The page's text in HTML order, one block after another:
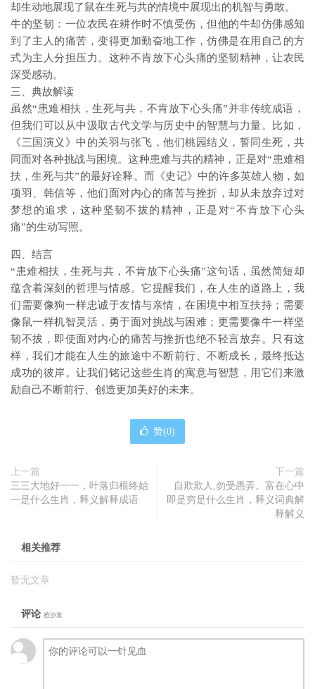
却生动地展现了鼠在生死与共的情境中展现出的机智与勇敢。
牛的坚韧：一位农民在耕作时不慎受伤，但他的牛却仿佛感知
到了主人的痛苦，变得更加勤奋地工作，仿佛是在用自己的方
式为主人分担压力。这种不肯放下心头痛的坚韧精神，让农民
深受感动。
三、典故解读
虽然“患难相扶，生死与共，不肯放下心头痛”并非传统成语，
但我们可以从中汲取古代文学与历史中的智慧与力量。比如，
《三国演义》中的关羽与张飞，他们桃园结义，誓同生死，共
同面对各种挑战与困境。这种患难与共的精神，正是对“患难相
扶，生死与共”的最好诠释。而《史记》中的许多英雄人物，如
项羽、韩信等，他们面对内心的痛苦与挫折，却从未放弃过对
梦想的追求，这种坚韧不拔的精神，正是对“不肯放下心头
痛”的生动写照。
四、结言
“患难相扶，生死与共，不肯放下心头痛”这句话，虽然简短却
蕴含着深刻的哲理与情感。它提醒我们，在人生的道路上，我
们需要像狗一样忠诚于友情与亲情，在困境中相互扶持；需要
像鼠一样机智灵活，勇于面对挑战与困难；更需要像牛一样坚
韧不拔，即使面对内心的痛苦与挫折也绝不轻言放弃。只有这
样，我们才能在人生的旅途中不断前行、不断成长，最终抵达
成功的彼岸。让我们铭记这些生肖的寓意与智慧，用它们来激
励自己不断前行、创造更加美好的未来。
赞(0)
上一篇
三三大地好一一，叶落归根终始
一是什么生肖，释义解释成语
下一篇
自欺欺人,勿受愚弄。富在心中
即是穷是什么生肖，释义词典解
释解义
相关推荐
暂无文章
评论 抢沙发